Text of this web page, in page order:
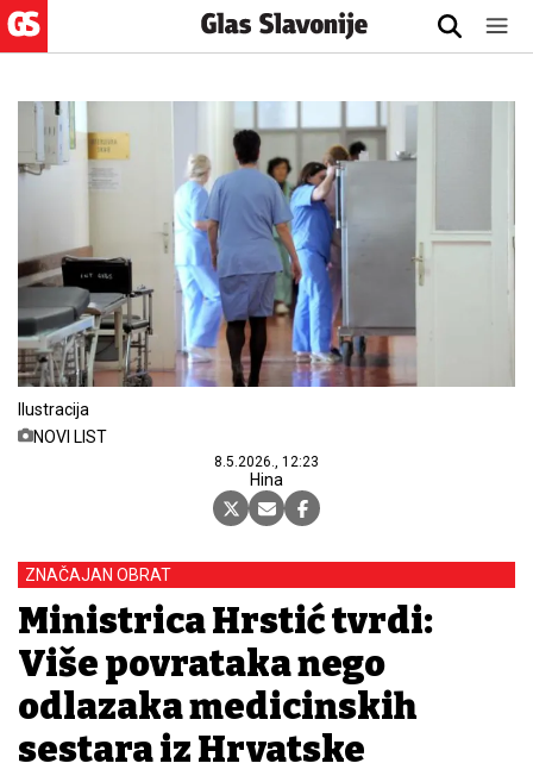
Ilustracija
NOVI LIST
8.5.2026., 12:23
Hina
ZNAČAJAN OBRAT
Ministrica Hrstić tvrdi:
Više povrataka nego
odlazaka medicinskih
sestara iz Hrvatske